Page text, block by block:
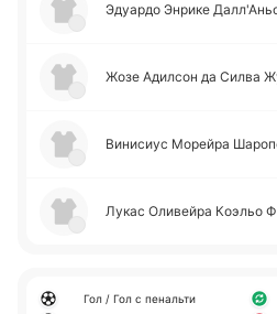
Эдуа­рдо Энрике
Жозе Ади­лсон да Силва
Ви­ни­сиус Мо­рей­ра
Лукас Оли­вей­ра Коэльо
Гол / Гол с пенальти